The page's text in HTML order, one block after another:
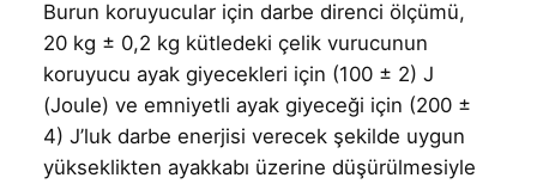
Burun koruyucular için darbe direnci ölçümü,
20 kg ± 0,2 kg kütledeki çelik vurucunun
koruyucu ayak giyecekleri için (100 ± 2) J
(Joule) ve emniyetli ayak giyeceği için (200 ±
4) J’luk darbe enerjisi verecek şekilde uygun
yükseklikten ayakkabı üzerine düşürülmesiyle